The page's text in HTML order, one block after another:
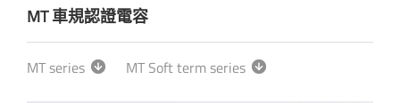
MT 車規認證電容
MT series MT Soft term series